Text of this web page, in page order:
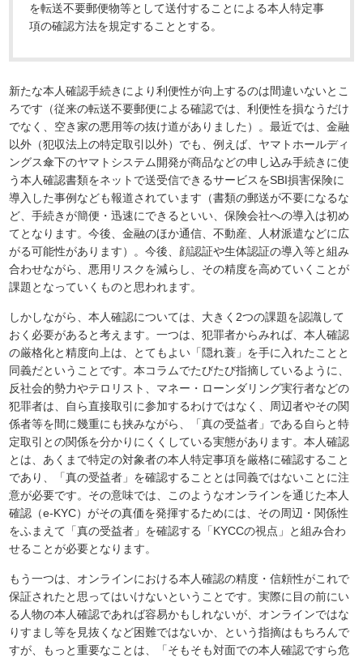
を転送不要郵便物等として送付することによる本人特定事
項の確認方法を規定することとする。
新たな本人確認手続きにより利便性が向上するのは間違いないとこ
ろです（従来の転送不要郵便による確認では、利便性を損なうだけ
でなく、空き家の悪用等の抜け道がありました）。最近では、金融
以外（犯収法上の特定取引以外）でも、例えば、ヤマトホールディ
ングス傘下のヤマトシステム開発が商品などの申し込み手続きに使
う本人確認書類をネットで送受信できるサービスをSBI損害保険に
導入した事例なども報道されています（書類の郵送が不要になるな
ど、手続きが簡便・迅速にできるといい、保険会社への導入は初め
てとなります。今後、金融のほか通信、不動産、人材派遣などに広
がる可能性があります）。今後、顔認証や生体認証の導入等と組み
合わせながら、悪用リスクを減らし、その精度を高めていくことが
課題となっていくものと思われます。
しかしながら、本人確認については、大きく2つの課題を認識して
おく必要があると考えます。一つは、犯罪者からみれば、本人確認
の厳格化と精度向上は、とてもよい「隠れ蓑」を手に入れたことと
同義だということです。本コラムでたびたび指摘しているように、
反社会的勢力やテロリスト、マネー・ローンダリング実行者などの
犯罪者は、自ら直接取引に参加するわけではなく、周辺者やその関
係者等を間に幾重にも挟みながら、「真の受益者」である自らと特
定取引との関係を分かりにくくしている実態があります。本人確認
とは、あくまで特定の対象者の本人特定事項を厳格に確認すること
であり、「真の受益者」を確認することとは同義ではないことに注
意が必要です。その意味では、このようなオンラインを通じた本人
確認（e-KYC）がその真価を発揮するためには、その周辺・関係性
をふまえて「真の受益者」を確認する「KYCCの視点」と組み合わ
せることが必要となります。
もう一つは、オンラインにおける本人確認の精度・信頼性がこれで
保証されたと思ってはいけないということです。実際に目の前にい
る人物の本人確認であれば容易かもしれないが、オンラインではな
りすまし等を見抜くなど困難ではないか、という指摘はもちろんで
すが、もっと重要なことは、「そもそも対面での本人確認ですら危